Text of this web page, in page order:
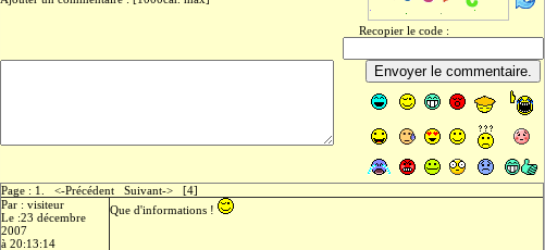
Recopier le code :
Page : 1. <-Précédent Suivant-> [4]
Par : visiteur
Le :23 décembre
2007
à 20:13:14
Que d'informations !